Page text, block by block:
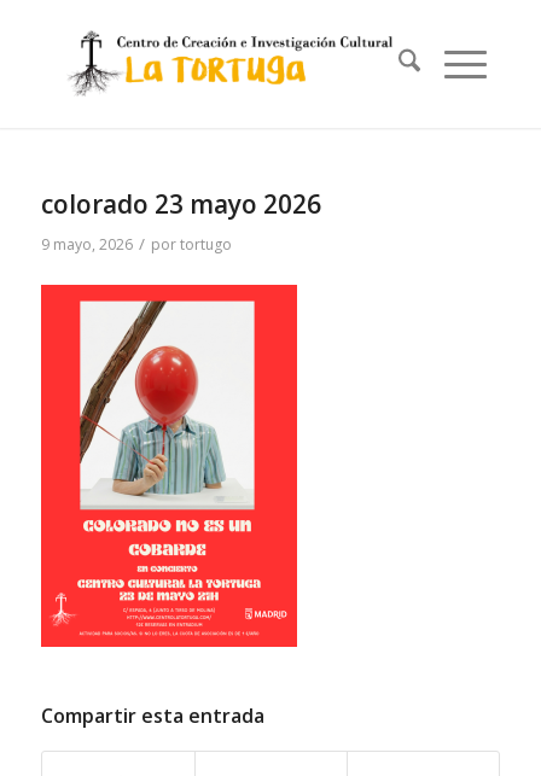
colorado 23 mayo 2026
9 mayo, 2026 / portortugo
Compartir esta entrada